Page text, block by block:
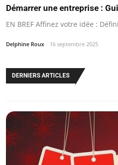
Démarrer une entreprise :
EN BREF Affinez votre idée :
Delphine Roux 16 septembre 2025
DERNIERS ARTICLES